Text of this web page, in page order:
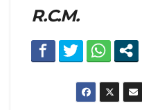
R.C.M.